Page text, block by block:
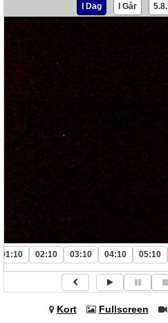
I Dag I Går 5.8.
01:10 02:10 03:10 04:10 05:10
Kort Fullscreen